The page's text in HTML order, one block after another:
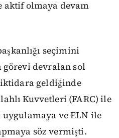
aktif olmaya devam
seçimini
görevi devralan sol
geldiğinde
Kuvvetleri (FARC) ile
uygulamaya ve ELN ile
söz vermişti.